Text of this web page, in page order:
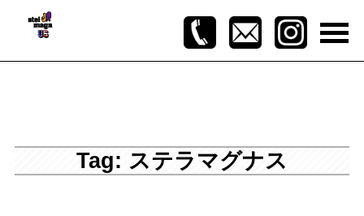
Tag: ステラマグナス